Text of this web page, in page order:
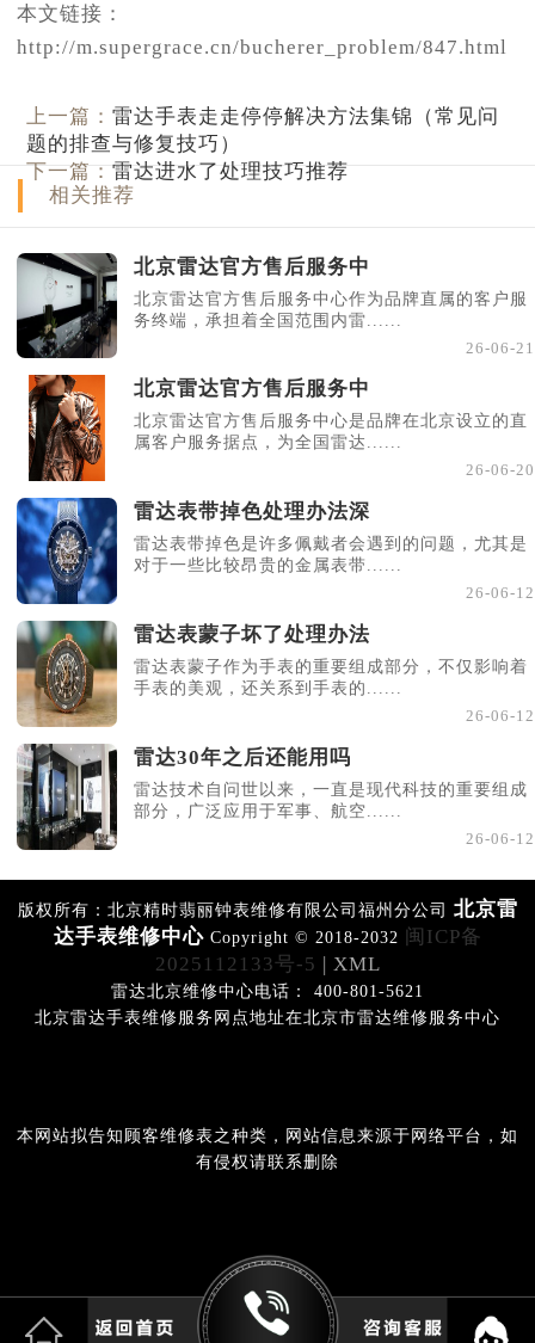
本文链接：
http://m.supergrace.cn/bucherer_problem/847.html
上一篇：雷达手表走走停停解决方法集锦（常见问
题的排查与修复技巧）
下一篇：雷达进水了处理技巧推荐
相关推荐
北京雷达官方售后服务中
北京雷达官方售后服务中心作为品牌直属的客户服
务终端，承担着全国范围内雷......
26-06-21
北京雷达官方售后服务中
北京雷达官方售后服务中心是品牌在北京设立的直
属客户服务据点，为全国雷达......
26-06-20
雷达表带掉色处理办法深
雷达表带掉色是许多佩戴者会遇到的问题，尤其是
对于一些比较昂贵的金属表带......
26-06-12
雷达表蒙子坏了处理办法
雷达表蒙子作为手表的重要组成部分，不仅影响着
手表的美观，还关系到手表的......
26-06-12
雷达30年之后还能用吗
雷达技术自问世以来，一直是现代科技的重要组成
部分，广泛应用于军事、航空......
26-06-12
版权所有：北京精时翡丽钟表维修有限公司福州分公司 北京雷
达手表维修中心 Copyright © 2018-2032
闽ICP备
2025112133号-5
| XML
雷达北京维修中心电话： 400-801-5621
北京雷达手表维修服务网点地址在北京市雷达维修服务中心
本网站拟告知顾客维修表之种类，网站信息来源于网络平台，如
有侵权请联系删除